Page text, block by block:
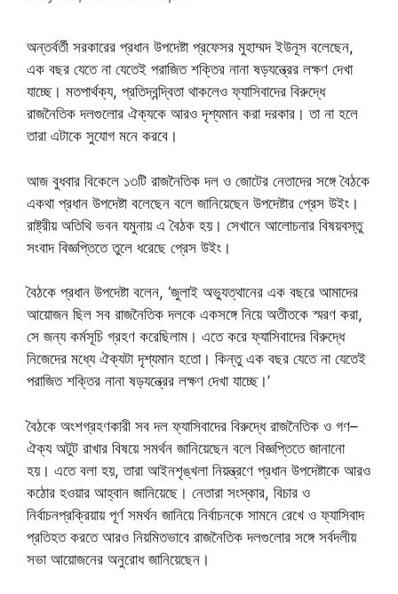
অন্তর্বর্তী সরকারের প্রধান উপদেষ্টা প্রফেসর মুহাম্মদ ইউনূস বলেছেন,
এক বছর যেতে না যেতেই পরাজিত শক্তির নানা ষড়যন্ত্রের লক্ষণ দেখা
যাচ্ছে। মতপার্থক্য, প্রতিদ্বন্দ্বিতা থাকলেও ফ্যাসিবাদের বিরুদ্ধে
রাজনৈতিক দলগুলোর ঐক্যকে আরও দৃশ্যমান করা দরকার। তা না হলে
তারা এটাকে সুযোগ মনে করবে।
আজ বুধবার বিকেলে ১৩টি রাজনৈতিক দল ও জোটের নেতাদের সঙ্গে বৈঠকে
একথা প্রধান উপদেষ্টা বলেছেন বলে জানিয়েছেন উপদেষ্টার প্রেস উইং।
রাষ্ট্রীয় অতিথি ভবন যমুনায় এ বৈঠক হয়। সেখানে আলোচনার বিষয়বস্তু
সংবাদ বিজ্ঞপ্তিতে তুলে ধরেছে প্রেস উইং।
বৈঠকে প্রধান উপদেষ্টা বলেন, ‘জুলাই অভ্যুত্থানের এক বছরে আমাদের
আয়োজন ছিল সব রাজনৈতিক দলকে একসঙ্গে নিয়ে অতীতকে স্মরণ করা,
সে জন্য কর্মসূচি গ্রহণ করেছিলাম। এতে করে ফ্যাসিবাদের বিরুদ্ধে
নিজেদের মধ্যে ঐক্যটা দৃশ্যমান হতো। কিন্তু এক বছর যেতে না যেতেই
পরাজিত শক্তির নানা ষড়যন্ত্রের লক্ষণ দেখা যাচ্ছে।’
বৈঠকে অংশগ্রহণকারী সব দল ফ্যাসিবাদের বিরুদ্ধে রাজনৈতিক ও গণ–
ঐক্য অটুট রাখার বিষয়ে সমর্থন জানিয়েছেন বলে বিজ্ঞপ্তিতে জানানো
হয়। এতে বলা হয়, তারা আইনশৃঙ্খলা নিয়ন্ত্রণে প্রধান উপদেষ্টাকে আরও
কঠোর হওয়ার আহ্বান জানিয়েছে। নেতারা সংস্কার, বিচার ও
নির্বাচনপ্রক্রিয়ায় পূর্ণ সমর্থন জানিয়ে নির্বাচনকে সামনে রেখে ও ফ্যাসিবাদ
প্রতিহত করতে আরও নিয়মিতভাবে রাজনৈতিক দলগুলোর সঙ্গে সর্বদলীয়
সভা আয়োজনের অনুরোধ জানিয়েছেন।